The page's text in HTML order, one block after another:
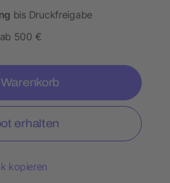
bis Druckfreigabe
ab 500 €
erhalten
kopieren